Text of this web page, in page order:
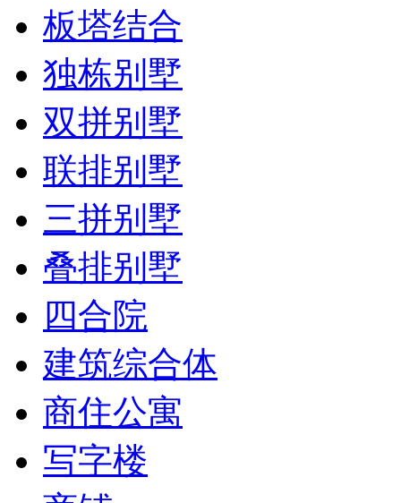
板塔结合
独栋别墅
双拼别墅
联排别墅
三拼别墅
叠排别墅
四合院
建筑综合体
商住公寓
写字楼